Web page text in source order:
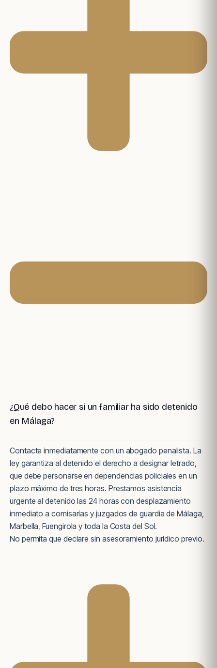
¿Qué debo hacer si un familiar ha sido detenido
en Málaga?
Contacte inmediatamente con un abogado penalista. La
ley garantiza al detenido el derecho a designar letrado,
que debe personarse en dependencias policiales en un
plazo máximo de tres horas. Prestamos asistencia
urgente al detenido las 24 horas con desplazamiento
inmediato a comisarías y juzgados de guardia de Málaga,
Marbella, Fuengirola y toda la Costa del Sol.
No permita que declare sin asesoramiento jurídico previo.